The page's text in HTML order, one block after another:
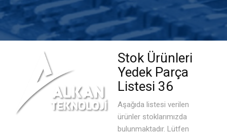
Optik Sistemleri
Potansiyometreler
Konnektörler
Buton ve Anahtarlar
Röleler
Stok Ürünleri
Yedek Parça
Listesi 36
Aşağıda listesi verilen
ürünler stoklarımızda
bulunmaktadır. Lütfen